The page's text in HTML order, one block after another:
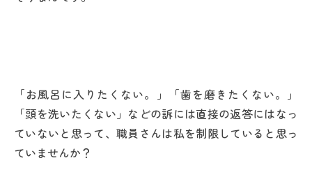
「お風呂に入りたくない。」「歯を磨きたくない。」
「頭を洗いたくない」などの訴には直接の返答にはなっ
ていないと思って、職員さんは私を制限していると思っ
ていませんか？